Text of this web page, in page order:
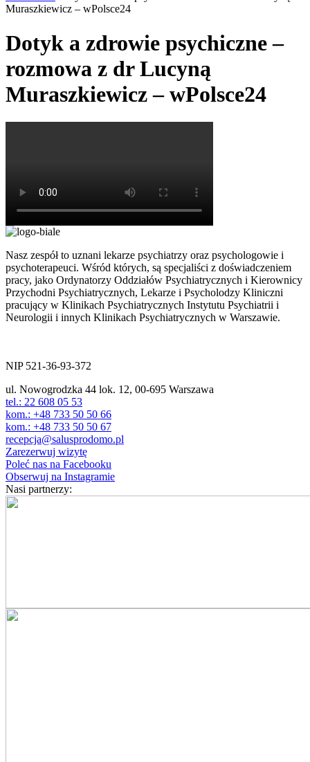
Muraszkiewicz – wPolsce24
Dotyk a zdrowie psychiczne –
rozmowa z dr Lucyną
Muraszkiewicz – wPolsce24
Nasz zespół to uznani lekarze psychiatrzy oraz psychologowie i
psychoterapeuci. Wśród których, są specjaliści z doświadczeniem
pracy, jako Ordynatorzy Oddziałów Psychiatrycznych i Kierownicy
Przychodni Psychiatrycznych, Lekarze i Psycholodzy Kliniczni
pracujący w Klinikach Psychiatrycznych Instytutu Psychiatrii i
Neurologii i innych Klinikach Psychiatrycznych w Warszawie.
NIP 521-36-93-372
ul. Nowogrodzka 44 lok. 12, 00-695 Warszawa
tel.: 22 608 05 53
kom.: +48 733 50 50 66
kom.: +48 733 50 50 67
recepcja@salusprodomo.pl
Zarezerwuj wizytę
Poleć nas na Facebooku
Obserwuj na Instagramie
Nasi partnerzy: